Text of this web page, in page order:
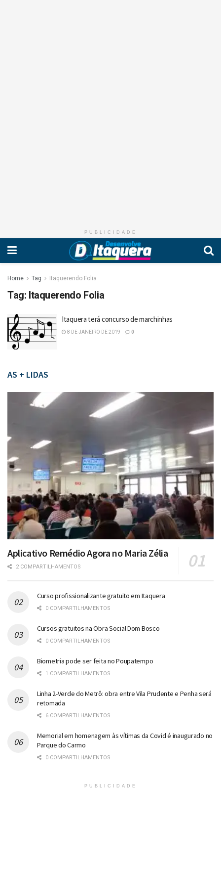
PUBLICIDADE
Home Tag Itaquerendo Folia
Tag: Itaquerendo Folia
Itaquera terá concurso de marchinhas
8 DE JANEIRO DE 2019 0
AS + LIDAS
Aplicativo Remédio Agora no Maria Zélia
2 COMPARTILHAMENTOS
Curso profissionalizante gratuito em Itaquera
0 COMPARTILHAMENTOS
Cursos gratuitos na Obra Social Dom Bosco
0 COMPARTILHAMENTOS
Biometria pode ser feita no Poupatempo
1 COMPARTILHAMENTOS
Linha 2-Verde do Metrô: obra entre Vila Prudente e Penha será
retomada
6 COMPARTILHAMENTOS
Memorial em homenagem às vítimas da Covid é inaugurado no
Parque do Carmo
0 COMPARTILHAMENTOS
PUBLICIDADE